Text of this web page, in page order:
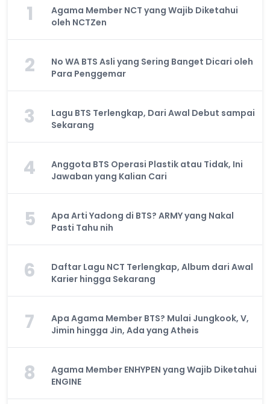
1
Agama Member NCT yang Wajib Diketahui
oleh NCTZen
2
No WA BTS Asli yang Sering Banget Dicari oleh
Para Penggemar
3
Lagu BTS Terlengkap, Dari Awal Debut sampai
Sekarang
4
Anggota BTS Operasi Plastik atau Tidak, Ini
Jawaban yang Kalian Cari
5
Apa Arti Yadong di BTS? ARMY yang Nakal
Pasti Tahu nih
6
Daftar Lagu NCT Terlengkap, Album dari Awal
Karier hingga Sekarang
7
Apa Agama Member BTS? Mulai Jungkook, V,
Jimin hingga Jin, Ada yang Atheis
8
Agama Member ENHYPEN yang Wajib Diketahui
ENGINE